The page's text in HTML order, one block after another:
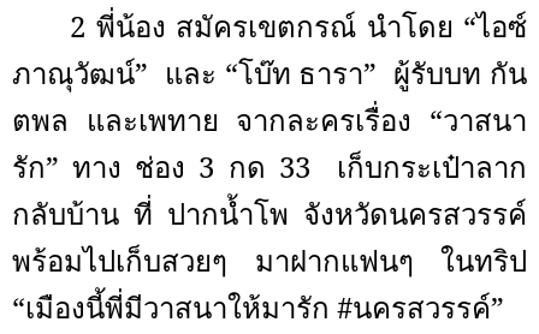
2 พี่น้อง สมัครเขตกรณ์ นำโดย “ไอซ์
ภาณุวัฒน์” และ “โบ๊ท ธารา” ผู้รับบท กัน
ตพล และเพทาย จากละครเรื่อง “วาสนา
รัก” ทาง ช่อง 3 กด 33
เก็บกระเป๋าลาก
กลับบ้าน ที่ ปากน้ำโพ จังหวัดนครสวรรค์
พร้อมไปเก็บสวยๆ มาฝากแฟนๆ ในทริป
“เมืองนี้พี่มีวาสนาให้มารัก #นครสวรรค์”